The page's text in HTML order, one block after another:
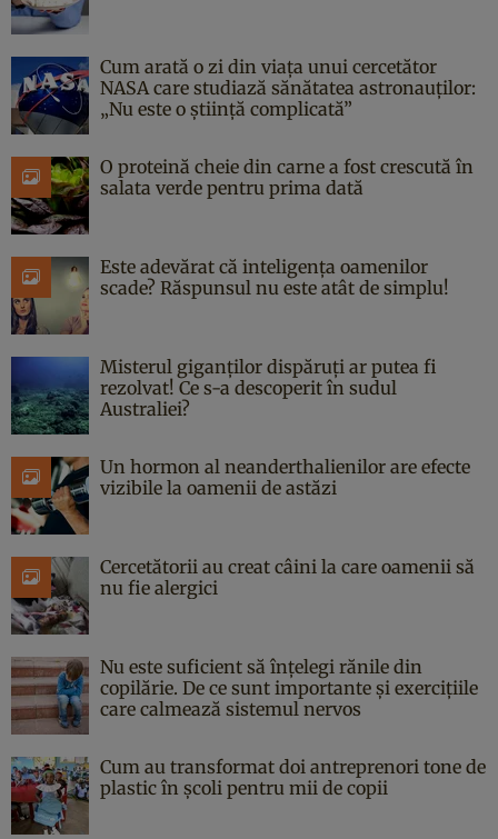
Cum arată o zi din viața unui cercetător
NASA care studiază sănătatea astronauților:
„Nu este o știință complicată”
O proteină cheie din carne a fost crescută în
salata verde pentru prima dată
Este adevărat că inteligența oamenilor
scade? Răspunsul nu este atât de simplu!
Misterul giganților dispăruți ar putea fi
rezolvat! Ce s-a descoperit în sudul
Australiei?
Un hormon al neanderthalienilor are efecte
vizibile la oamenii de astăzi
Cercetătorii au creat câini la care oamenii să
nu fie alergici
Nu este suficient să înțelegi rănile din
copilărie. De ce sunt importante și exercițiile
care calmează sistemul nervos
Cum au transformat doi antreprenori tone de
plastic în școli pentru mii de copii